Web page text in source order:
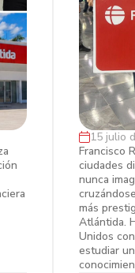
que
15 julio
Francisco
ciudades
nunca
más
Atlántida.
Unidos
estudiar